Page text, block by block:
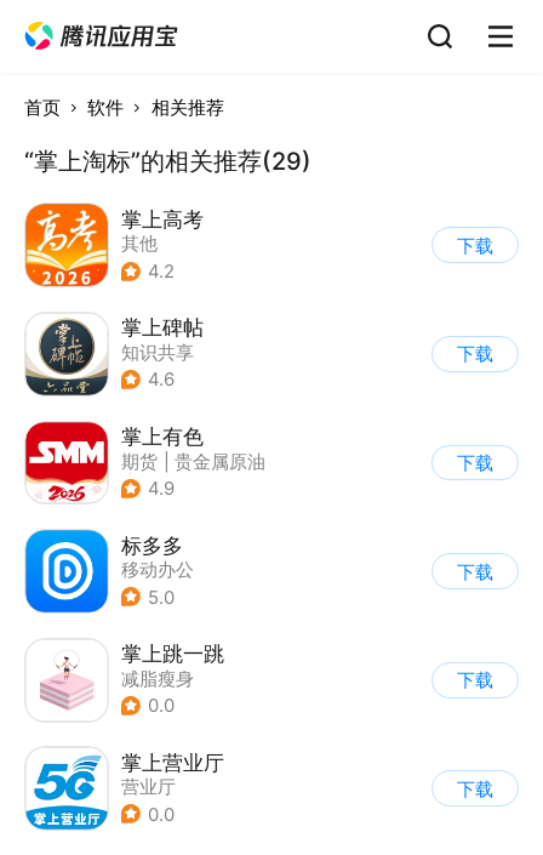
首页 软件 相关推荐
“掌上淘标”的相关推荐(29)
掌上高考
其他
4.2
下载
掌上碑帖
知识共享
4.6
下载
掌上有色
期货
贵金属原油
| 财经新闻
4.9
下载
标多多
移动办公
5.0
下载
掌上跳一跳
减脂瘦身
0.0
下载
掌上营业厅
营业厅
0.0
下载